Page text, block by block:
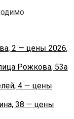
2 — цены 2026,
Рожкова, 53а
4 — цены
38 — цены